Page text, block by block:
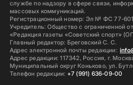
службе по надзору в сфере связи,
массовых коммуникаций.
Регистрационный номер: Эл № ФС 77-
Учредитель: Общество с ограниченной
«Редакция газеты «Советский спорт»
Главный редактор: Бреговский С. С.
Адрес электронной почты редакции:
Адрес редакции: 117342, Россия, г.
Муниципальный округ Коньково, ул.
Телефон редакции: +7 (991) 636-09-00